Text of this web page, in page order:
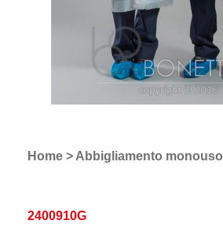
Home > Abbigliamento monouso
2400910G